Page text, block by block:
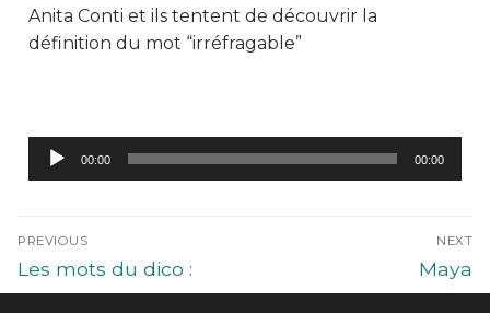
Anita Conti et ils tentent de découvrir la
définition du mot “irréfragable”
Lecteur
audio
00:00 00:00
PREVIOUS
Les mots du dico :
Thébaïde
NEXT
Maya